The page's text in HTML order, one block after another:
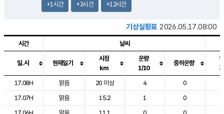
+1시간 +3시간 +12시간
기상실황표 2026.05.17.08:00
도시별 기상실황표로 지점, 날씨, 기온, 강수, 바람, 기압등을 안내한 표입
시간 날씨
일.시 현재일기
시정
km
운량
1/10
중하운량
17.08H
맑음 20 이상 4 0
17.07H
맑음 15.2 1 0